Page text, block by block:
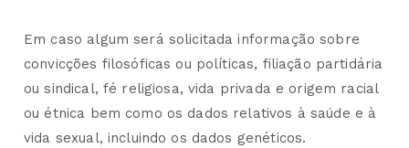
Em caso algum será solicitada informação sobre
convicções filosóficas ou políticas, filiação partidária
ou sindical, fé religiosa, vida privada e origem racial
ou étnica bem como os dados relativos à saúde e à
vida sexual, incluindo os dados genéticos.